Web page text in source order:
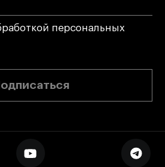
курсы и творческое
персональных